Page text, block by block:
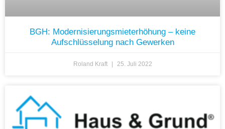
BGH: Modernisierungsmieterhöhung – keine
Aufschlüsselung nach Gewerken
Roland Kraft 25. Juli 2022